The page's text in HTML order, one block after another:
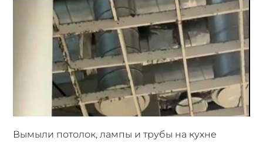
Вымыли потолок, лампы и трубы на кухне